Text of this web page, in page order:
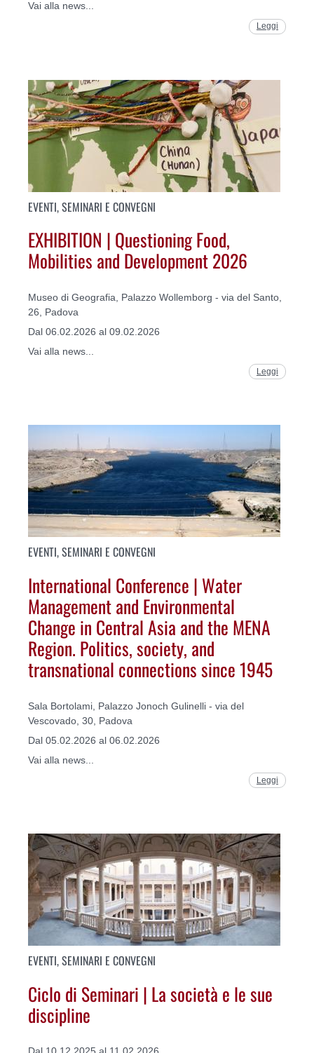
Vai alla news...
Leggi
EVENTI, SEMINARI E CONVEGNI
EXHIBITION | Questioning Food,
Mobilities and Development 2026
Museo di Geografia, Palazzo Wollemborg - via del Santo,
26, Padova
Dal 06.02.2026 al 09.02.2026
Vai alla news...
Leggi
EVENTI, SEMINARI E CONVEGNI
International Conference | Water
Management and Environmental
Change in Central Asia and the MENA
Region. Politics, society, and
transnational connections since 1945
Sala Bortolami, Palazzo Jonoch Gulinelli - via del
Vescovado, 30, Padova
Dal 05.02.2026 al 06.02.2026
Vai alla news...
Leggi
EVENTI, SEMINARI E CONVEGNI
Ciclo di Seminari | La società e le sue
discipline